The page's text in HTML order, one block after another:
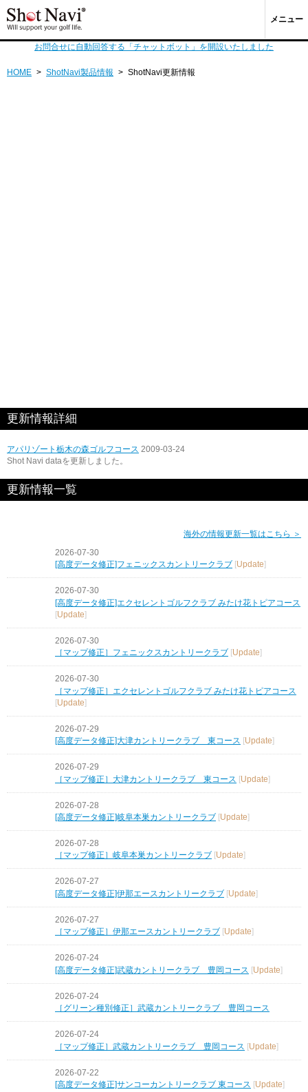
メニュー
お問合せに自動回答する「チャットボット」を開設いたしました
HOME > ShotNavi製品情報 > ShotNavi更新情報
更新情報詳細
アパリゾート栃木の森ゴルフコース 2009-03-24
Shot Navi dataを更新しました。
更新情報一覧
海外の情報更新一覧はこちら ＞
2026-07-30
[高度データ修正]フェニックスカントリークラブ
Update
2026-07-30
[高度データ修正]エクセレントゴルフクラブ みたけ花トピアコース
[Update]
2026-07-30
［マップ修正］フェニックスカントリークラブ [Update]
2026-07-30
［マップ修正］エクセレントゴルフクラブ みたけ花トピアコース
[Update]
2026-07-29
[高度データ修正]大津カントリークラブ 東コース [Update]
2026-07-29
［マップ修正］大津カントリークラブ 東コース [Update]
2026-07-28
[高度データ修正]岐阜本巣カントリークラブ [Update]
2026-07-28
［マップ修正］岐阜本巣カントリークラブ
Update
2026-07-27
[高度データ修正]伊那エースカントリークラブ [Update]
2026-07-27
［マップ修正］伊那エースカントリークラブ
Update
2026-07-24
[高度データ修正]武蔵カントリークラブ 豊岡コース [Update]
2026-07-24
［グリーン種別修正］武蔵カントリークラブ 豊岡コース
2026-07-24
［マップ修正］武蔵カントリークラブ 豊岡コース [Update]
2026-07-22
[高度データ修正]サンコーカントリークラブ 東コース [Update]